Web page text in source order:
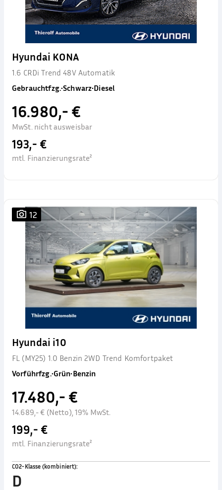
Hyundai KONA
1.6 CRDi Trend 48V Automatik
Gebrauchtfzg.•Schwarz•Diesel
16.980,- €
MwSt. nicht ausweisbar
193,- €
mtl. Finanzierungsrate²
12
Hyundai i10
FL (MY25) 1.0 Benzin 2WD Trend Komfortpaket
Vorführfzg.•Grün•Benzin
17.480,- €
14.689,- € (Netto), 19% MwSt.
199,- €
mtl. Finanzierungsrate²
CO2-Klasse (kombiniert):
D